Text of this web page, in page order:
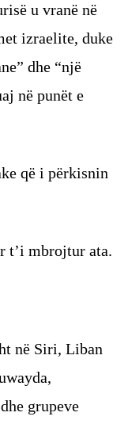
u vranë në
izraelite, duke
dhe “një
në punët e
që i përkisnin
t’i mbrojtur ata.
në Siri, Liban
grupeve